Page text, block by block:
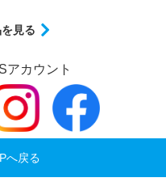
見る
アカウント
へ戻る